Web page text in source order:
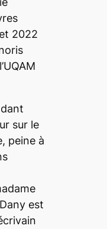
2022
sur le
peine à
Dany est